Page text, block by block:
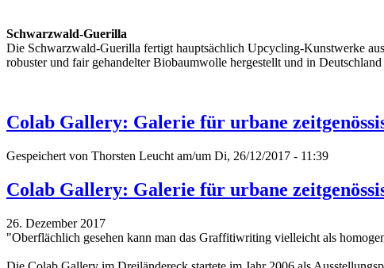
Schwarzwald-Guerilla
Die Schwarzwald-Guerilla fertigt hauptsächlich Upcycling-Kunstwerke
robuster und fair gehandelter Biobaumwolle hergestellt und in
Colab Gallery: Galerie für urbane
Gespeichert von Thorsten Leucht am/um Di, 26/12/2017 - 11:39
Colab Gallery: Galerie für urbane
26. Dezember 2017
"Oberflächlich gesehen kann man das Graffitiwriting vielleicht als